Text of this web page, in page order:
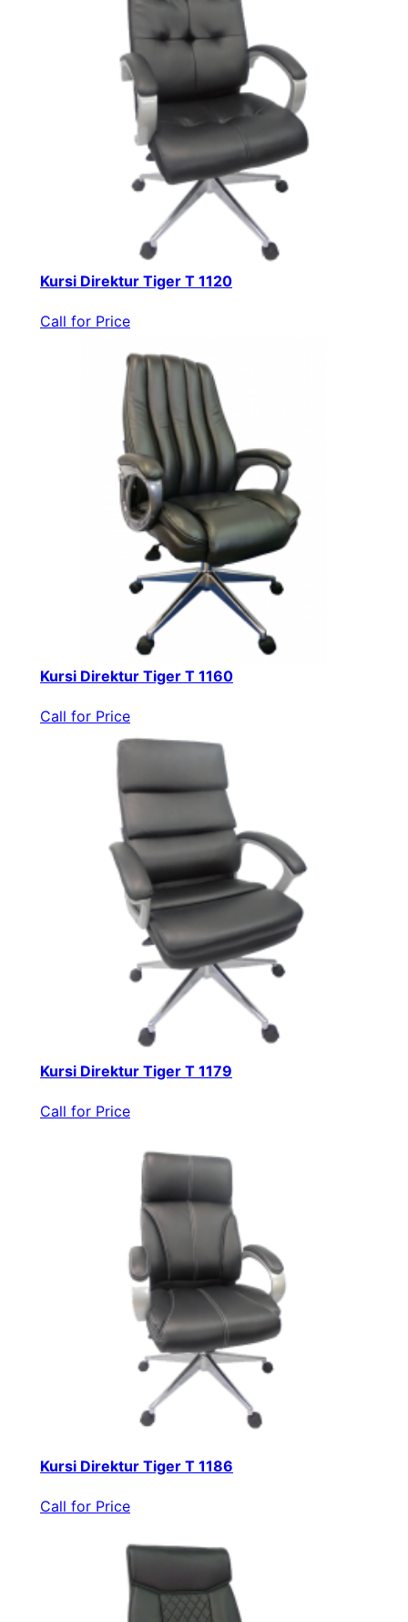
Kursi Direktur Tiger T 1120
Call for Price
Kursi Direktur Tiger T 1160
Call for Price
Kursi Direktur Tiger T 1179
Call for Price
Kursi Direktur Tiger T 1186
Call for Price